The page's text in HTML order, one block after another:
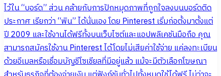
ไว้ใน “บอร์ด” ส่วน คล้ายกับการปักหมุดภาพที่ถูกใจลงบนบอร์ดติด
ประกาศ เรียกว่า “พิน” ได้นั่นเอง โดย Pinterest เริ่มก่อตั้งมาตั้งแต่
ปี 2009 และใช้งานได้ฟรีทั้งบนเว็บไซต์และแอปพลิเคชันมือถือ คุณ
สามารถสมัครใช้งาน Pinterest ได้โดยไม่เสียค่าใช้จ่าย แค่ลงทะเบียน
ด้วยอีเมลหรือเชื่อมบัญชีโซเชียลที่มีอยู่แล้ว แม้จะมีตัวเลือกโฆษณา